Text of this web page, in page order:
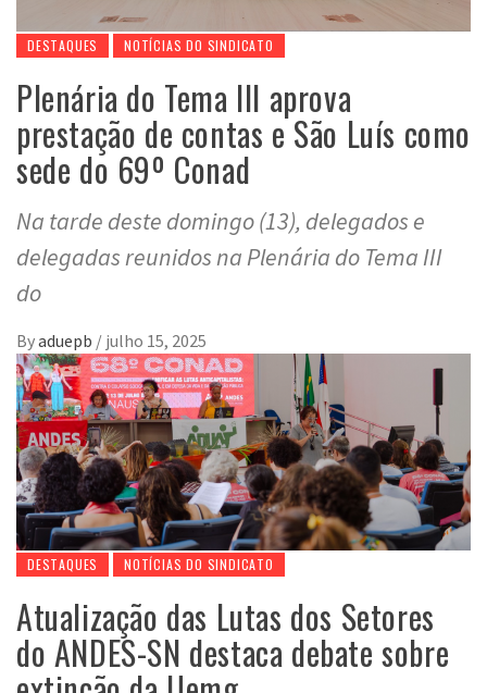
DESTAQUES NOTÍCIAS DO SINDICATO
Plenária do Tema III aprova
prestação de contas e São Luís como
sede do 69º Conad
Na tarde deste domingo (13), delegados e
delegadas reunidos na Plenária do Tema III
do
Byaduepb / julho 15, 2025
DESTAQUES NOTÍCIAS DO SINDICATO
Atualização das Lutas dos Setores
do ANDES-SN destaca debate sobre